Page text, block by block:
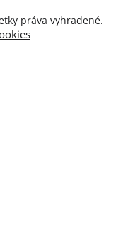
práva vyhradené.